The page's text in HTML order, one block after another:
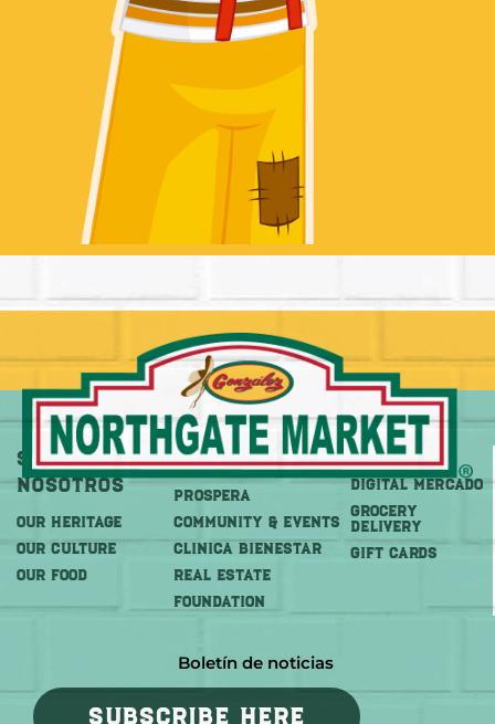
Sobre
Nosotros
OUR HERITAGE
OUR CULTURE
OUR FOOD
Más
PROSPERA
COMMUNITY & EVENTS
CLINICA BIENESTAR
REAL ESTATE
FOUNDATION
Comprar
DIGITAL MERCADO
Grocery
Delivery
GIFT CARDS
Boletín de noticias
SUBSCRIBE HERE